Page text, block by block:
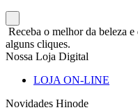
Receba o melhor da beleza e
alguns cliques.
Nossa Loja Digital
LOJA ON-LINE
Novidades Hinode